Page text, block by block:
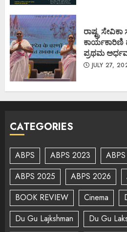
ರಾಷ್ಟ್ರ
ಪ್ರಥಮ
JULY 27,
CATEGORIES
ABPS ABPS 2023
ABPS 2025
ABPS 2026
BOOK REVIEW
Cinema
Du Gu Lajkshman
Du Gu